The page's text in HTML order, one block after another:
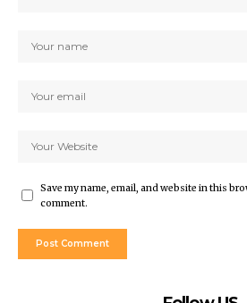
Save my name, email, and website in this
comment.